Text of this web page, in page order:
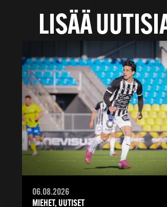
LISÄÄ
06.08.2026
MIEHET, UUTISET